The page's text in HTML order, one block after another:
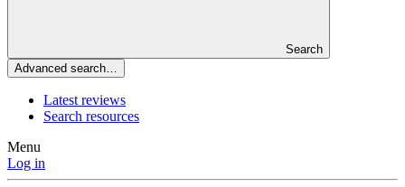
Search
Advanced search…
Latest reviews
Search resources
Menu
Log in